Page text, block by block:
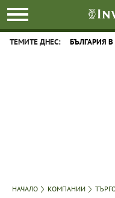
ТЕМИТЕ ДНЕС: БЪЛГАРИЯ
НАЧАЛО КОМПАНИИ